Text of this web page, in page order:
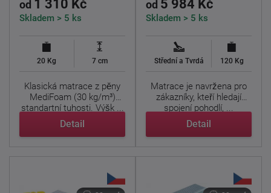
od 1 310 Kč
Skladem > 5 ks
20 Kg 7 cm
Klasická matrace z pěny
MediFoam (30 kg/m³)
standartní tuhosti. Výšk ...
Detail
od 5 984 Kč
Skladem > 5 ks
Střední a Tvrdá 120 Kg
Matrace je navržena pro
zákazníky, kteří hledají
spojení pohodlí, ...
Detail